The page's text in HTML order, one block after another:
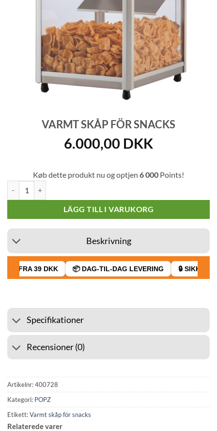
VARMT SKÅP FÖR SNACKS
6.000,00 DKK
Køb dette produkt nu og optjen 6 000 Points!
LÄGG TILL I VARUKORG
Beskrivning
FRA 39 DKK 📦 DAG-TIL-DAG LEVERING 🔒 SIKKER
Specifikationer
Recensioner (0)
Artikelnr:400728
Kategori: POPZ
Etikett:Varmt skåp för snacks
Relaterede varer